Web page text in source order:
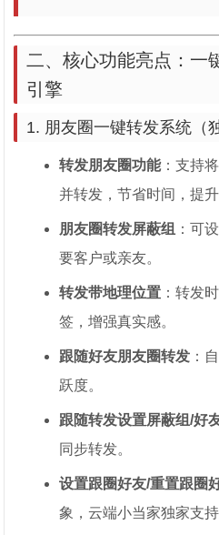
二、核心功能亮点：一
引擎
1. 朋友圈一键转发系统（
转发朋友圈功能：支持
并转发，节省时间，提升
朋友圈转发屏蔽组 ：可
要客户或亲友。
转发带地理位置 ：转发
签，增强真实感。
跟随好友朋友圈转发 ：
跃度。
跟随转发设置屏蔽组/好
同步转发。
设置跟圈好友/重置跟圈
象，云端小当家独家支持